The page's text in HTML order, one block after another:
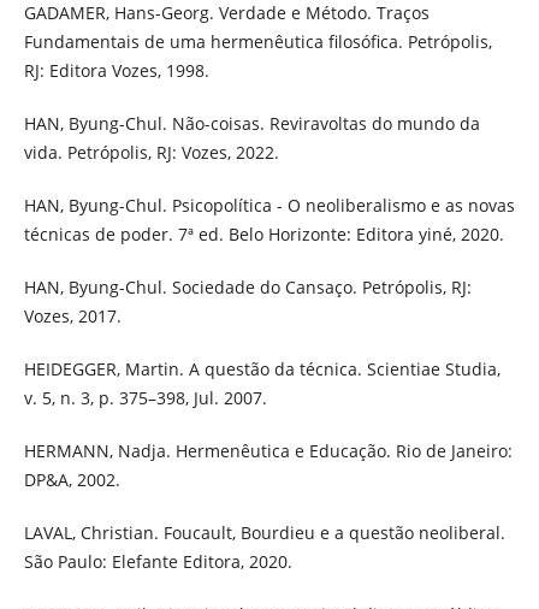
GADAMER, Hans-Georg. Verdade e Método. Traços
Fundamentais de uma hermenêutica filosófica. Petrópolis,
RJ: Editora Vozes, 1998.
HAN, Byung-Chul. Não-coisas. Reviravoltas do mundo da
vida. Petrópolis, RJ: Vozes, 2022.
HAN, Byung-Chul. Psicopolítica - O neoliberalismo e as novas
técnicas de poder. 7ª ed. Belo Horizonte: Editora yiné, 2020.
HAN, Byung-Chul. Sociedade do Cansaço. Petrópolis, RJ:
Vozes, 2017.
HEIDEGGER, Martin. A questão da técnica. Scientiae Studia,
v. 5, n. 3, p. 375–398, Jul. 2007.
HERMANN, Nadja. Hermenêutica e Educação. Rio de Janeiro:
DP&A, 2002.
LAVAL, Christian. Foucault, Bourdieu e a questão neoliberal.
São Paulo: Elefante Editora, 2020.